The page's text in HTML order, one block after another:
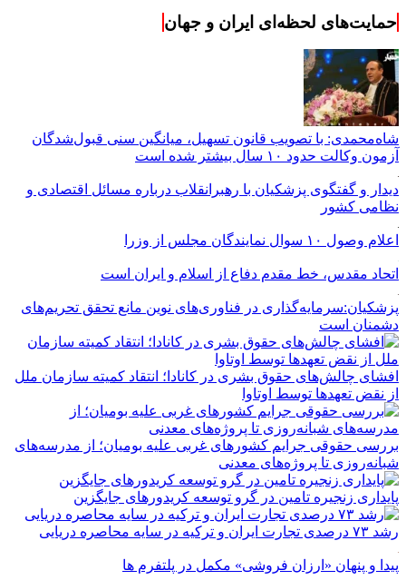
حمایت‌های لحظه‌ای ایران و جهان
شاه‌محمدی: با تصویب قانون تسهیل، میانگین سنی قبول‌شدگان
آزمون وکالت حدود ۱۰ سال بیشتر شده است
دیدار و گفتگوی پزشکیان با رهبرانقلاب درباره مسائل اقتصادی و
نظامی کشور
اعلام وصول ۱۰ سوال نمایندگان مجلس از وزرا
اتحاد مقدس، خط مقدم دفاع از اسلام و ایران است
پزشکیان:سرمایه‌گذاری در فناوری‌های نوین مانع تحقق تحریم‌های
دشمنان است
افشای چالش‌های حقوق بشری در کانادا؛ انتقاد کمیته سازمان ملل
از نقض تعهد‌ها توسط اوتاوا
بررسی حقوقی جرایم کشور‌های غربی علیه بومیان؛ از مدرسه‌های
شبانه‌روزی تا پروژه‌های معدنی
پایداری زنجیره تامین در گرو توسعه کریدورهای جایگزین
رشد ۷۳ درصدی تجارت ایران و ترکیه در سایه محاصره دریایی
پیدا و پنهان «ارزان فروشی» مکمل در پلتفرم ها